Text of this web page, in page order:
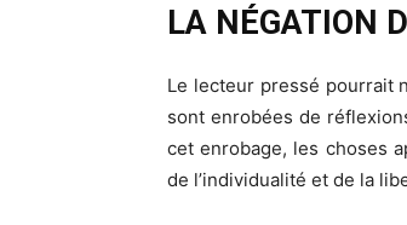
LA NÉGATION
Le lecteur pressé pourrait
sont enrobées de
cet enrobage, les choses
de l’individualité et de la